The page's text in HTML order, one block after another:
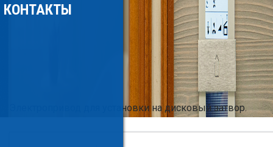
КОНТАКТЫ
Электропривод для установки на дисковый затвор.